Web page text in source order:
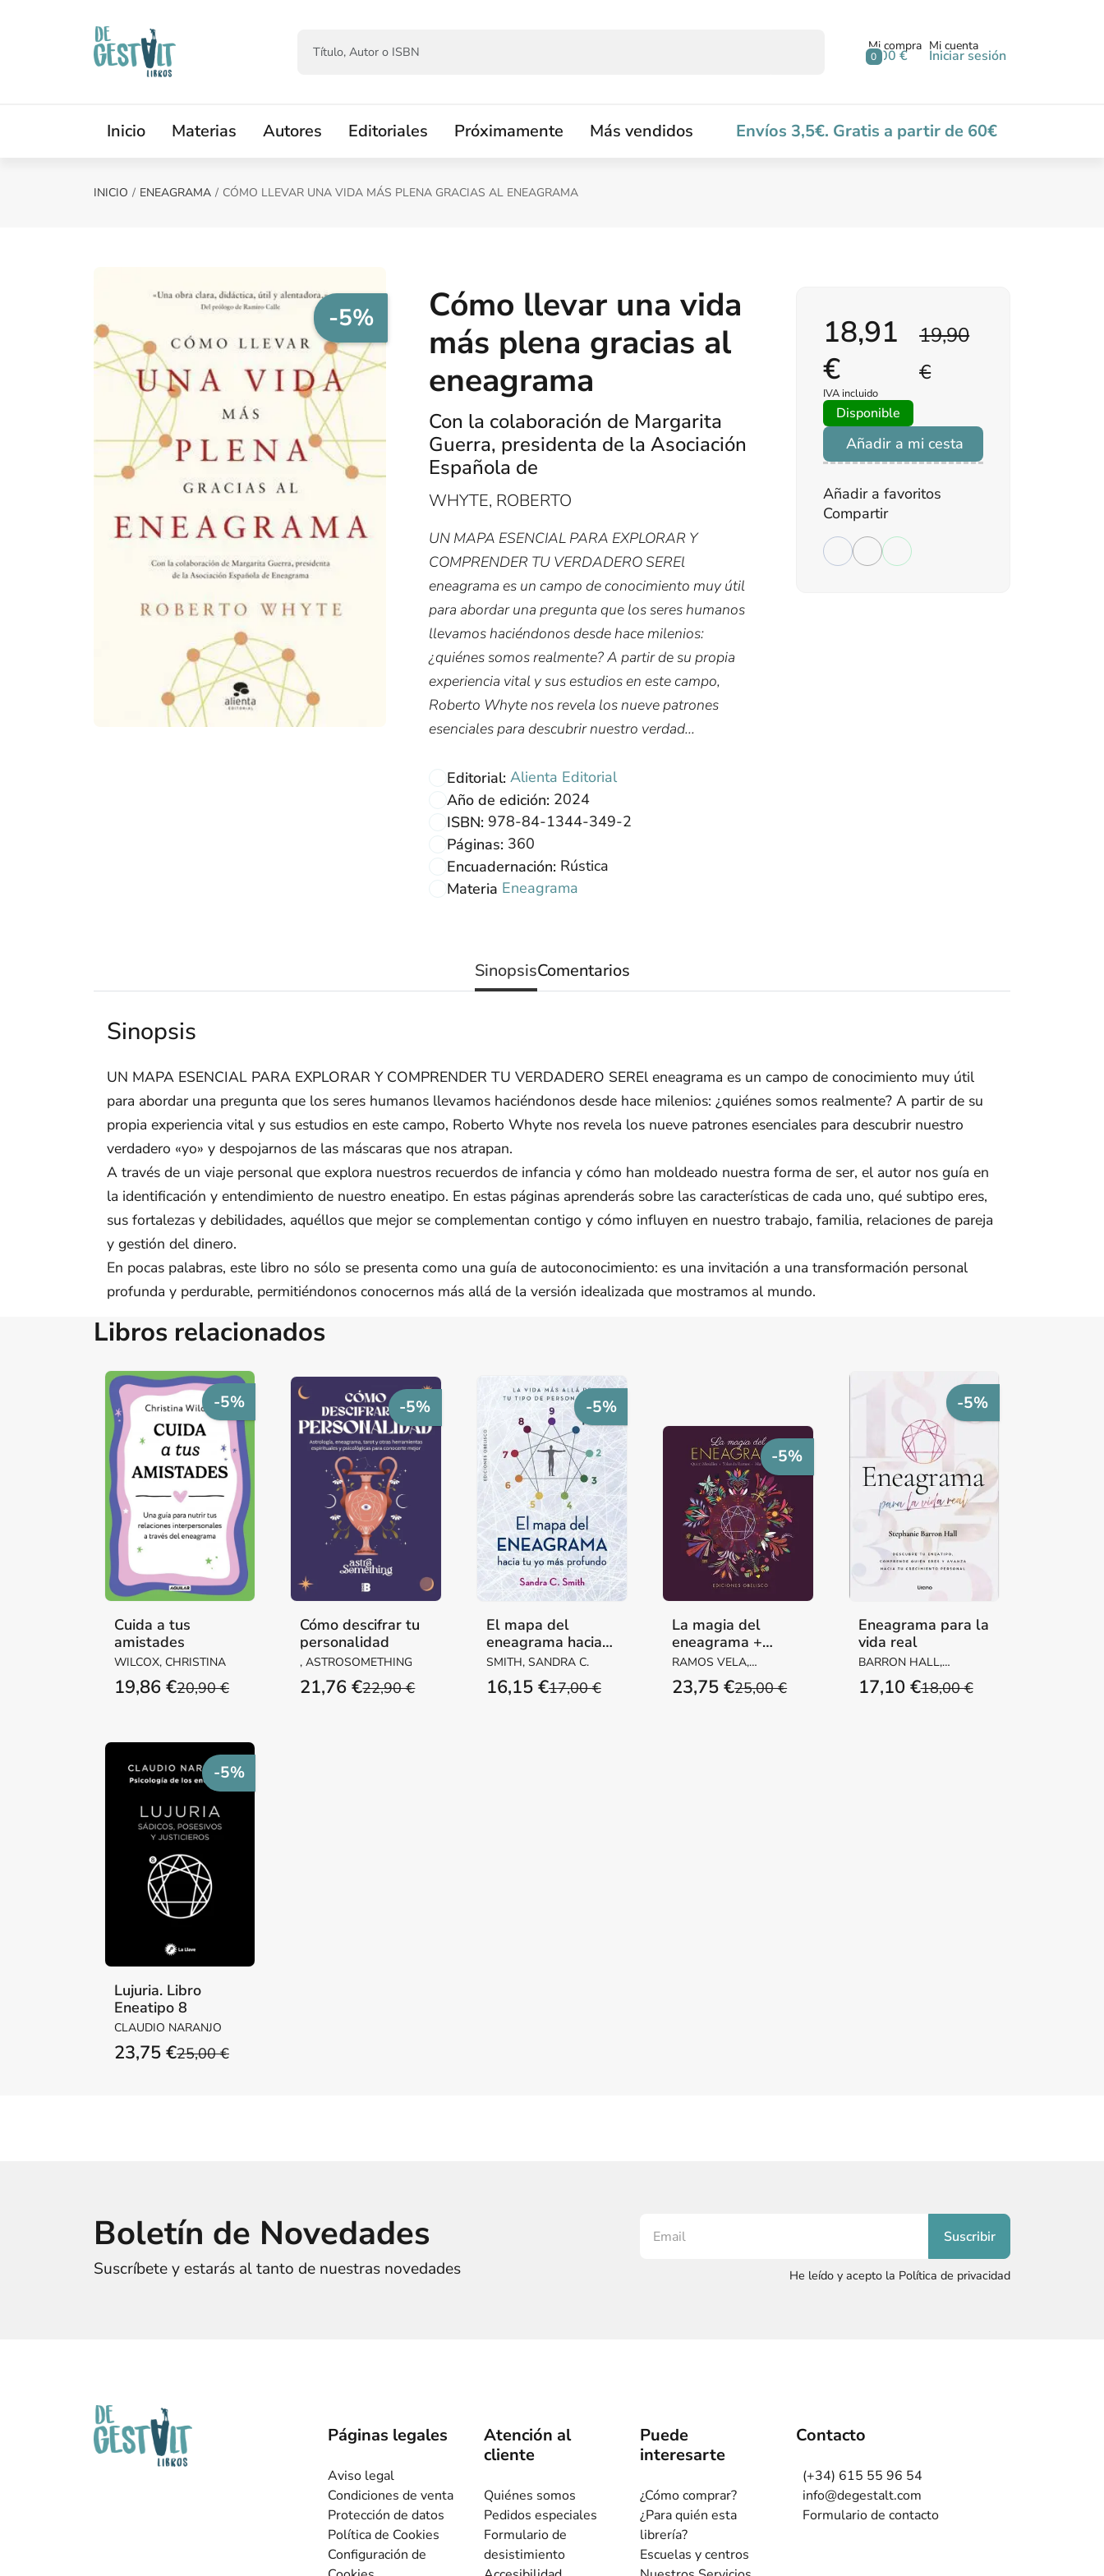
0
Mi compra
0,00 €
Mi cuenta
Iniciar sesión
Inicio Materias Autores Editoriales Próximamente Más vendidos Envíos 3,5€. Gratis a partir de 60€
INICIO ENEAGRAMA CÓMO LLEVAR UNA VIDA MÁS PLENA GRACIAS AL ENEAGRAMA
-5%
Cómo llevar una vida
más plena gracias al
eneagrama
Con la colaboración de Margarita
Guerra, presidenta de la Asociación
Española de
WHYTE, ROBERTO
UN MAPA ESENCIAL PARA EXPLORAR Y
COMPRENDER TU VERDADERO SEREl
eneagrama es un campo de conocimiento muy útil
para abordar una pregunta que los seres humanos
llevamos haciéndonos desde hace milenios:
¿quiénes somos realmente? A partir de su propia
experiencia vital y sus estudios en este campo,
Roberto Whyte nos revela los nueve patrones
esenciales para descubrir nuestro verdad...
Editorial: Alienta Editorial
Año de edición: 2024
ISBN: 978-84-1344-349-2
Páginas: 360
Encuadernación: Rústica
Materia Eneagrama
19,90
€
18,91
€
IVA incluido
Disponible
Añadir a mi cesta
Añadir a favoritos
Compartir
SinopsisComentarios
Sinopsis
UN MAPA ESENCIAL PARA EXPLORAR Y COMPRENDER TU VERDADERO SEREl eneagrama es un campo de conocimiento muy útil
para abordar una pregunta que los seres humanos llevamos haciéndonos desde hace milenios: ¿quiénes somos realmente? A partir de su
propia experiencia vital y sus estudios en este campo, Roberto Whyte nos revela los nueve patrones esenciales para descubrir nuestro
verdadero «yo» y despojarnos de las máscaras que nos atrapan.
A través de un viaje personal que explora nuestros recuerdos de infancia y cómo han moldeado nuestra forma de ser, el autor nos guía en
la identificación y entendimiento de nuestro eneatipo. En estas páginas aprenderás sobre las características de cada uno, qué subtipo eres,
sus fortalezas y debilidades, aquéllos que mejor se complementan contigo y cómo influyen en nuestro trabajo, familia, relaciones de pareja
y gestión del dinero.
En pocas palabras, este libro no sólo se presenta como una guía de autoconocimiento: es una invitación a una transformación personal
profunda y perdurable, permitiéndonos conocernos más allá de la versión idealizada que mostramos al mundo.
Libros relacionados
-5%
Cuida a tus
amistades
WILCOX, CHRISTINA
20,90 €
19,86 €
-5%
Cómo descifrar tu
personalidad
, ASTROSOMETHING
22,90 €
21,76 €
-5%
El mapa del
eneagrama hacia
tu y yo más
profundo
SMITH, SANDRA C.
17,00 €
16,15 €
-5%
La magia del
eneagrama +
cartas
RAMOS VELA,
YOLANDA / MESALLES
BISBE, JOAQUIN /
25,00 €
23,75 €
-5%
Eneagrama para la
vida real
BARRON HALL,
STEPHANIE
18,00 €
17,10 €
-5%
Lujuria. Libro
Eneatipo 8
CLAUDIO NARANJO
25,00 €
23,75 €
Boletín de Novedades
Suscríbete y estarás al tanto de nuestras novedades He leído y acepto la Política de privacidad
Páginas legales
Aviso legal
Condiciones de venta
Protección de datos
Política de Cookies
Configuración de
Atención al
cliente
Quiénes somos
Pedidos especiales
Formulario de
desistimiento
Puede
interesarte
¿Cómo comprar?
¿Para quién esta
librería?
Escuelas y centros
Contacto
(+34) 615 55 96 54
info@degestalt.com
Formulario de contacto